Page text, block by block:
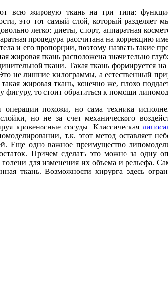
всю жировую ткань на три типа:
это тот самый слой, который
легко: диеты, спорт, аппаратная
процедура рассчитана на коррекцию
и его пропорции, поэтому назвать такие
жировая ткань расположена значительно
ткани. Такая ткань формируется на
не лишние килограммы, а естественный
жировая ткань, конечно же, плохо
то стоит обратиться к помощи
похожи, но сама техника
но не за счет механического
кровеносные сосуды. Классическая
т.к. этот метод оставляет
Еще одно важное преимущество
Причем сделать это можно за одну
для изменения их объема и рельефа.
ткань. Возможности хирурга здесь